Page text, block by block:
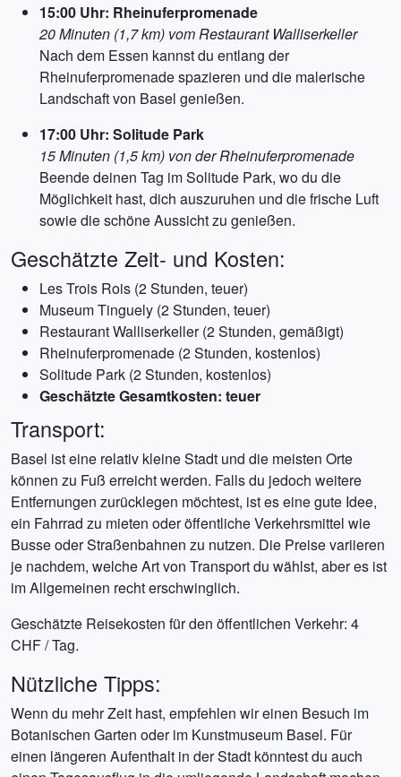
15:00 Uhr: Rheinuferpromenade
20 Minuten (1,7 km) vom Restaurant Walliserkeller
Nach dem Essen kannst du entlang der
Rheinuferpromenade spazieren und die malerische
Landschaft von Basel genießen.
17:00 Uhr: Solitude Park
15 Minuten (1,5 km) von der Rheinuferpromenade
Beende deinen Tag im Solitude Park, wo du die
Möglichkeit hast, dich auszuruhen und die frische Luft
sowie die schöne Aussicht zu genießen.
Geschätzte Zeit- und Kosten:
Les Trois Rois (2 Stunden, teuer)
Museum Tinguely (2 Stunden, teuer)
Restaurant Walliserkeller (2 Stunden, gemäßigt)
Rheinuferpromenade (2 Stunden, kostenlos)
Solitude Park (2 Stunden, kostenlos)
Geschätzte Gesamtkosten: teuer
Transport:
Basel ist eine relativ kleine Stadt und die meisten Orte
können zu Fuß erreicht werden. Falls du jedoch weitere
Entfernungen zurücklegen möchtest, ist es eine gute Idee,
ein Fahrrad zu mieten oder öffentliche Verkehrsmittel wie
Busse oder Straßenbahnen zu nutzen. Die Preise variieren
je nachdem, welche Art von Transport du wählst, aber es ist
im Allgemeinen recht erschwinglich.
Geschätzte Reisekosten für den öffentlichen Verkehr: 4
CHF / Tag.
Nützliche Tipps:
Wenn du mehr Zeit hast, empfehlen wir einen Besuch im
Botanischen Garten oder im Kunstmuseum Basel. Für
einen längeren Aufenthalt in der Stadt könntest du auch